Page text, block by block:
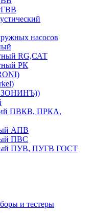
насосов
RG,САТ
РК
ПВКВ, ПРКА,
АПВ
ПВС
ПУВ, ПУГВ ГОСТ
и тестеры